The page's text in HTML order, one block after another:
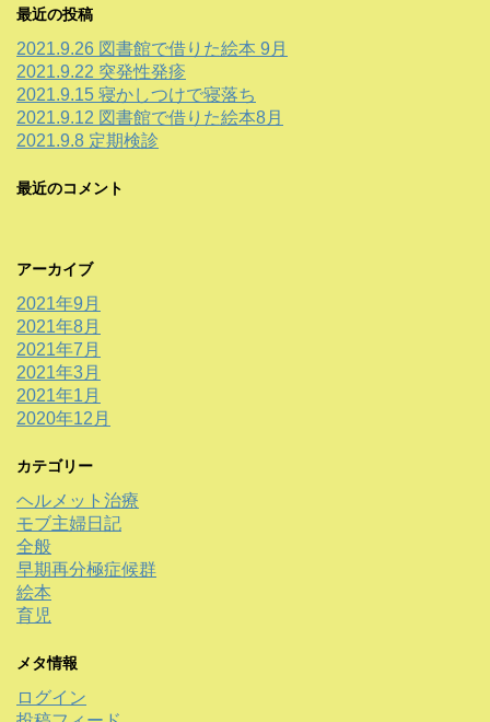
最近の投稿
2021.9.26 図書館で借りた絵本 9月
2021.9.22 突発性発疹
2021.9.15 寝かしつけで寝落ち
2021.9.12 図書館で借りた絵本8月
2021.9.8 定期検診
最近のコメント
アーカイブ
2021年9月
2021年8月
2021年7月
2021年3月
2021年1月
2020年12月
カテゴリー
ヘルメット治療
モブ主婦日記
全般
早期再分極症候群
絵本
育児
メタ情報
ログイン